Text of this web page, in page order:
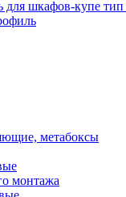
шкафов-купе
метабоксы
монтажа